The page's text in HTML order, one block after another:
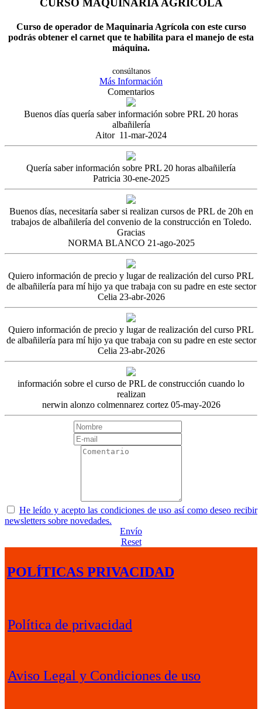
CURSO MAQUINARIA AGRÍCOLA
Curso de operador de Maquinaria Agrícola con este curso
podrás obtener el carnet que te habilita para el manejo de esta
máquina.
consúltanos
Más Información
Comentarios
Buenos días quería saber información sobre PRL 20 horas
albañilería
Aitor 11-mar-2024
Quería saber información sobre PRL 20 horas albañilería
Patricia 30-ene-2025
Buenos días, necesitaría saber si realizan cursos de PRL de 20h en
trabajos de albañilería del convenio de la construcción en Toledo.
Gracias
NORMA BLANCO 21-ago-2025
Quiero información de precio y lugar de realización del curso PRL
de albañilería para mí hijo ya que trabaja con su padre en este sector
Celia 23-abr-2026
Quiero información de precio y lugar de realización del curso PRL
de albañilería para mí hijo ya que trabaja con su padre en este sector
Celia 23-abr-2026
información sobre el curso de PRL de construcción cuando lo
realizan
nerwin alonzo colmennarez cortez 05-may-2026
He leído y acepto las condiciones de uso así como deseo recibir
newsletters sobre novedades.
Envío
Reset
POLÍTICAS PRIVACIDAD
Política de privacidad
Aviso Legal y Condiciones de uso